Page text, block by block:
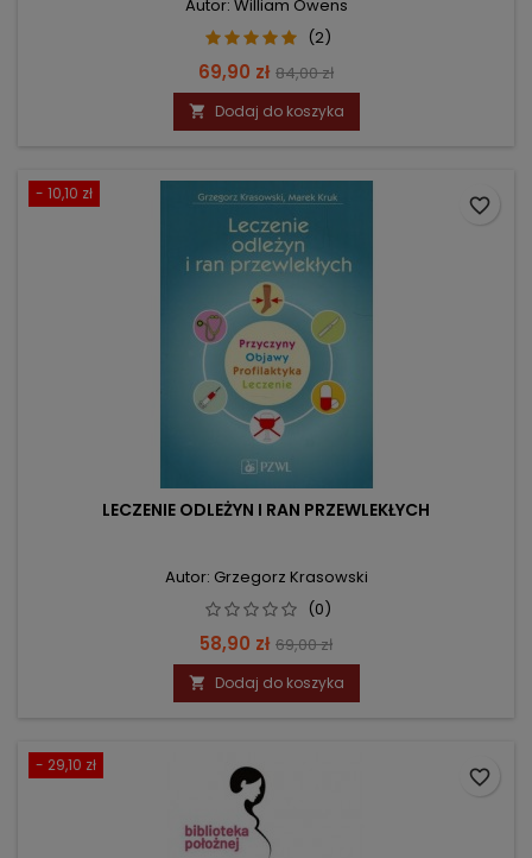
Autor: William Owens
(2)
Cena
69,90 zł Cena
podstawowa
84,00 zł
 Dodaj do koszyka
- 10,10 zł
LECZENIE ODLEŻYN I RAN PRZEWLEKŁYCH
Autor: Grzegorz Krasowski
(0)
Cena
58,90 zł Cena
podstawowa
69,00 zł
 Dodaj do koszyka
favorite_border
- 29,10 zł
favorite_border